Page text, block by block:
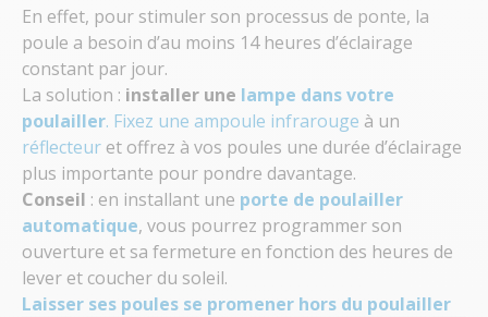
En effet, pour stimuler son processus de ponte, la
poule a besoin d’au moins 14 heures d’éclairage
constant par jour.
La solution : installer une lampe dans votre
poulailler. Fixez une ampoule infrarouge à un
réflecteur et offrez à vos poules une durée d’éclairage
plus importante pour pondre davantage.
Conseil : en installant une porte de poulailler
automatique, vous pourrez programmer son
ouverture et sa fermeture en fonction des heures de
lever et coucher du soleil.
Laisser ses poules se promener hors du poulailler